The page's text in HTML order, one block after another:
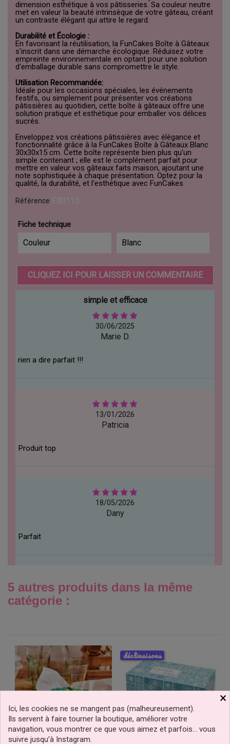
dimension esthétique à vos pâtisseries. Sa couleur neutre
met en valeur la beauté intrinsèque de votre gâteau, créant
un contraste élégant qui attire le regard.
Durabilité et Écologie :
En favorisant la réutilisation, la FunCakes Boîte à Gâteaux
s'inscrit dans une démarche écologique. Réduisez votre
empreinte environnementale en optant pour une solution
d'emballage durable sans compromettre le style.
Utilisation Recommandée:
Idéale pour les occasions spéciales, les événements
festifs, ou simplement pour présenter vos créations
pâtissières au quotidien, cette boîte à gâteaux offre une
solution pratique et esthétique pour emballer vos délices
sucrés.
Enveloppez vos créations pâtissières avec élégance et
fonctionnalité grâce à la FunCakes Boîte à Gâteaux Blanc
30x30x15 cm. Cette boîte représente bien plus qu'un
simple contenant ; elle est le complément parfait pour
mettre en valeur vos gâteaux faits maison, ajoutant une
note sophistiquée à chaque présentation. Optez pour la
qualité, la durabilité, et l'esthétique avec FunCakes.
Référence
Fiche technique
Couleur Blanc
CLIQUEZ ICI POUR LAISSER UN COMMENTAIRE
simple et efficace
30/06/2025
Marie D.
rien a dire parfait !!!
13/01/2026
Patricia
Produit top
18/05/2026
Dany
Parfait
5 autres produits dans la même
catégorie :
déclinaisons
×
Ici, les cookies ne se mangent pas (malheureusement).
Ils servent à faire tourner la boutique, améliorer votre
navigation, vous montrer ce que vous aimez et parfois… vous
suivre jusqu’à Instagram.